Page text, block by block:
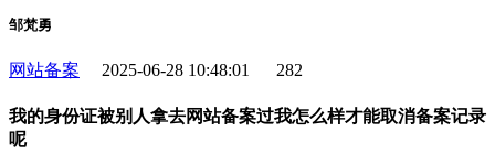
邹梵勇
网站备案 2025-06-28 10:48:01 282
我的身份证被别人拿去网站备案过我怎么样才能取消备案记录
呢